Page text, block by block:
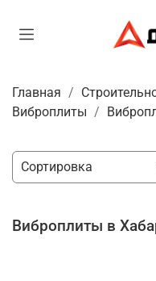
Главная
Виброплиты
Виброплиты в